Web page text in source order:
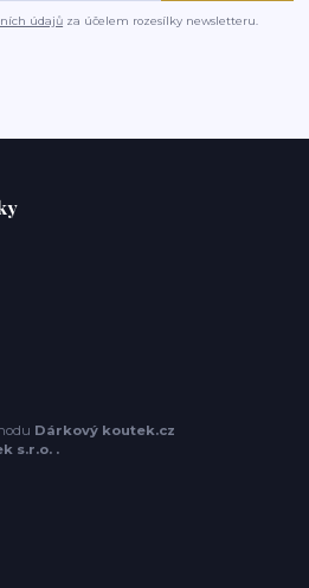
údajů za účelem rozesílky newsletteru.
Dárkový koutek.cz
s.r.o. .